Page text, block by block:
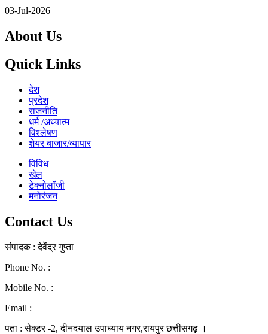
03-Jul-2026
About Us
Quick Links
देश
प्रदेश
राजनीति
धर्म /अध्यात्म
विश्लेषण
शेयर बाजार/व्यापार
विविध
खेल
टेक्नोलॉजी
मनोरंजन
Contact Us
संपादक : देवेंद्र गुप्ता
Phone No. :
Mobile No. :
Email :
पता : सेक्टर -2, दीनदयाल उपाध्याय नगर,रायपुर छत्तीसगढ़ ।